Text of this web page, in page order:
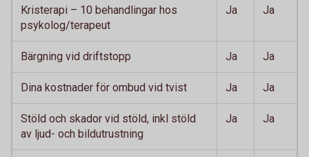
Kristerapi – 10 behandlingar hos
psykolog/terapeut
Ja Ja
Bärgning vid driftstopp Ja Ja
Dina kostnader för ombud vid tvist Ja Ja
Stöld och skador vid stöld, inkl stöld
av ljud- och bildutrustning
Ja Ja